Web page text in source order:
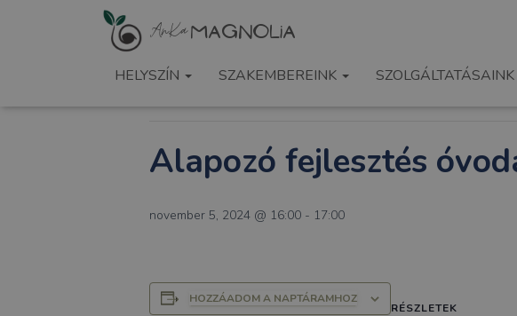
HELYSZÍN SZAKEMBEREINK
« Összes Események
Alapozó fejlesztés
november 5, 2024 @ 16:00 - 17:00
HOZZÁADOM A NAPTÁRAMHOZ
RÉSZLETEK